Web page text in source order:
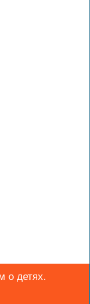
о детях.